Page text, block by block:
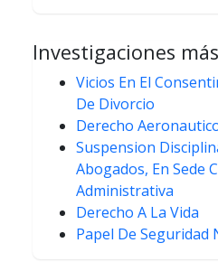
Investigaciones
Vicios En El
De Divorcio
Derecho
Suspension
Abogados, En Sede
Administrativa
Derecho A La Vida
Papel De Seguridad